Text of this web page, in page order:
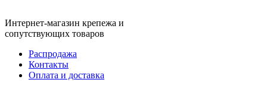
Интернет-магазин крепежа и
сопутствующих товаров
Распродажа
Контакты
Оплата и доставка